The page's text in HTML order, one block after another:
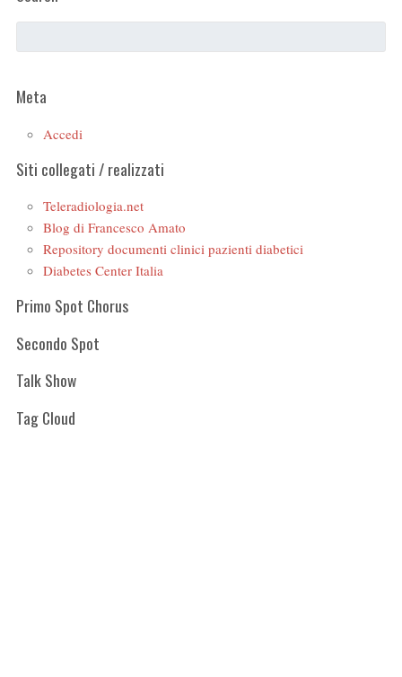
Meta
Accedi
Siti collegati / realizzati
Teleradiologia.net
Blog di Francesco Amato
Repository documenti clinici pazienti diabetici
Diabetes Center Italia
Primo Spot Chorus
Secondo Spot
Talk Show
Tag Cloud